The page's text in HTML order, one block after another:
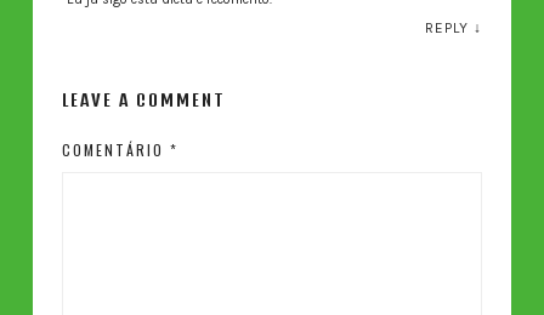
REPLY ↓
LEAVE A COMMENT
COMENTÁRIO *